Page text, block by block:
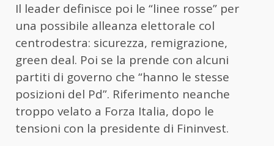
Il leader definisce poi le “linee rosse” per
una possibile alleanza elettorale col
centrodestra: sicurezza, remigrazione,
green deal. Poi se la prende con alcuni
partiti di governo che “hanno le stesse
posizioni del Pd”. Riferimento neanche
troppo velato a Forza Italia, dopo le
tensioni con la presidente di Fininvest.